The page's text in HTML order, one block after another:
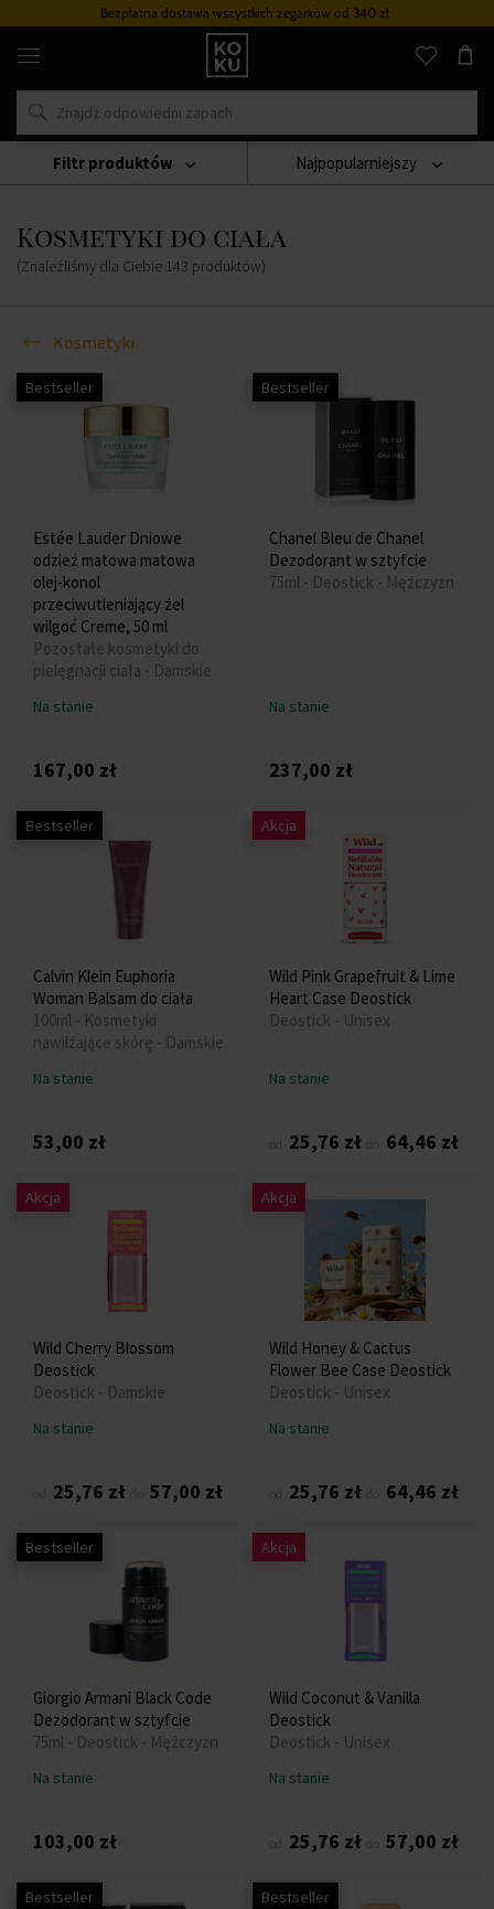
od 340 zł
Oryginalne
perfumy
zegarki
w
miejscu
Kosmetyki
Kosmetyki Do Ciała
Kosmetyki do ciała
(Znaleźliśmy dla Ciebie 143 produktów)
Najpopularniejszy
Kosmetyki
Filtr produktów
Bestseller
Estée Lauder Dniowe
odzież matowa matowa
olej-konol
przeciwutleniający żel
wilgoć Creme, 50 ml
Pozostałe kosmetyki do
pielęgnacji ciała - Damskie
Na stanie
167,00 zł
Bestseller
Chanel Bleu de Chanel
Dezodorant w sztyfcie
75ml - Deostick - Mężczyzn
Na stanie
237,00 zł
Bestseller
Calvin Klein Euphoria
Woman Balsam do ciała
100ml - Kosmetyki
nawilżające skórę - Damskie
Na stanie
53,00 zł
Akcja
Wild Pink Grapefruit & Lime
Heart Case Deostick
Deostick - Unisex
Na stanie
25,76 zł 64,46 zł
Akcja
Wild Cherry Blossom
Deostick
Deostick - Damskie
Na stanie
25,76 zł 57,00 zł
Akcja
Wild Honey & Cactus
Flower Bee Case Deostick
Deostick - Unisex
Na stanie
25,76 zł 64,46 zł
Bestseller
Giorgio Armani Black Code
Dezodorant w sztyfcie
75ml - Deostick - Mężczyzn
Na stanie
103,00 zł
Akcja
Wild Coconut & Vanilla
Deostick
Deostick - Unisex
Na stanie
25,76 zł 57,00 zł
Bestseller Bestseller